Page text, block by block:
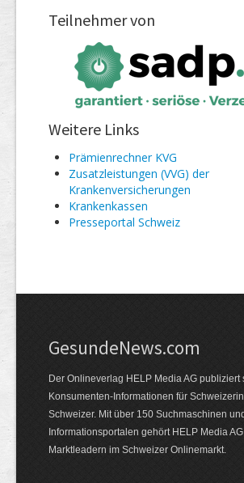
Teilnehmer von
Weitere Links
Prämienrechner KVG
Zusatzleistungen (VVG) der
Krankenversicherungen
Kranken­kassen
Presseportal Schweiz
GesundeNews.com
Der Onlineverlag HELP Media AG publiziert
Konsumenten-Informationen für
Schweizer. Mit über 150 Suchmaschinen und
Informationsportalen gehört HELP Media
Marktleadern im Schweizer Onlinemarkt.